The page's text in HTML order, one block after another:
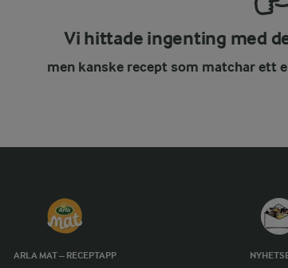
Vi hittade ingenting med
men kanske recept som matchar ett
ARLA MAT – RECEPTAPP